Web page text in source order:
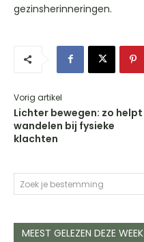
gezinsherinneringen.
Vorig artikel
Lichter bewegen: zo helpt
wandelen bij fysieke
klachten
Zoek je bestemming
MEEST GELEZEN DEZE WEEK